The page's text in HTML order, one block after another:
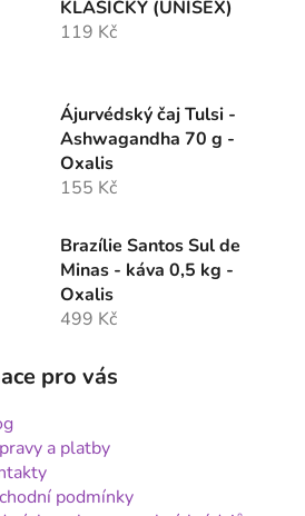
KLASICKÝ (UNISEX)
119 Kč
Ájurvédský čaj Tulsi -
Ashwagandha 70 g -
Oxalis
155 Kč
Brazílie Santos Sul de
Minas - káva 0,5 kg -
Oxalis
499 Kč
pro vás
a platby
podmínky